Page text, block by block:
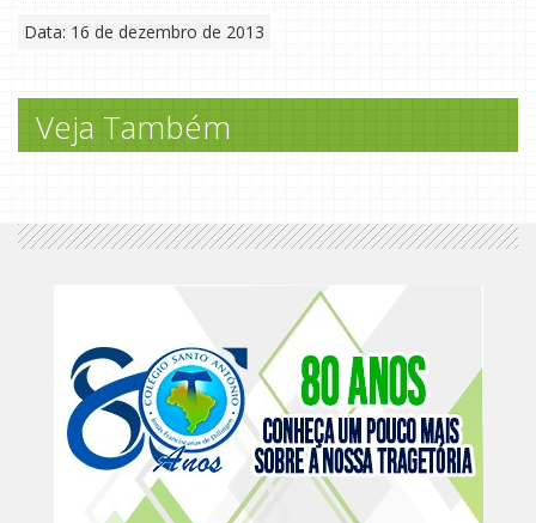
Data: 16 de dezembro de 2013
Veja Também